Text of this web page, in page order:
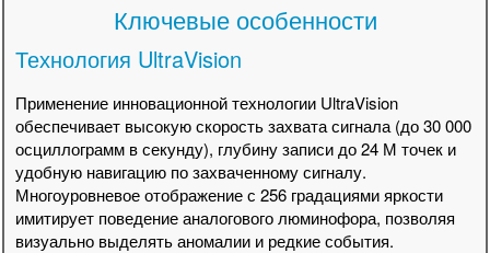
Ключевые особенности
Технология UltraVision
Применение инновационной технологии UltraVision
обеспечивает высокую скорость захвата сигнала (до 30 000
осциллограмм в секунду), глубину записи до 24 М точек и
удобную навигацию по захваченному сигналу.
Многоуровневое отображение с 256 градациями яркости
имитирует поведение аналогового люминофора, позволяя
визуально выделять аномалии и редкие события.